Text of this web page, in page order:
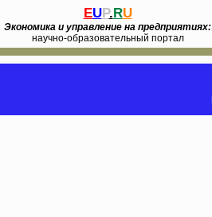
EUP.RU
Экономика и управление на предприятиях:
научно-образовательный портал